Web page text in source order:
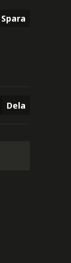
Spara
Dela